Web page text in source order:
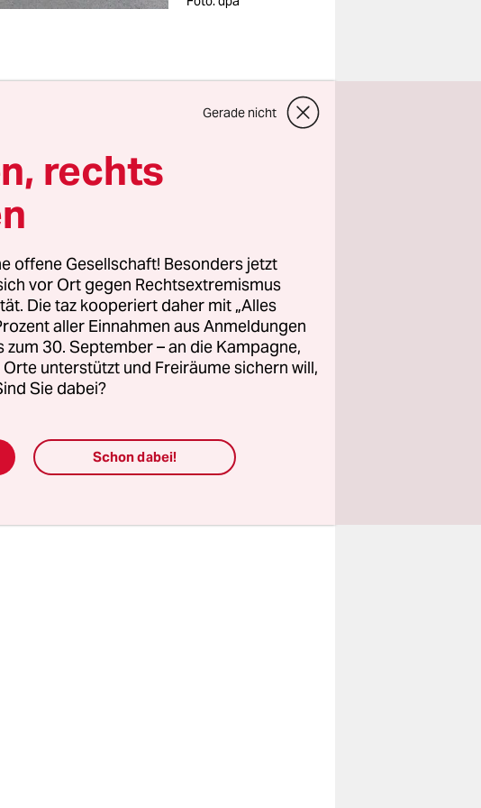
Türkei zum
zwischen
dass die
am Taksim-Platz
Vorort
Kämpfen um den
Platz für
Gerade nicht
rechts
offene Gesellschaft! Besonders jetzt
vor Ort gegen Rechtsextremismus
Die taz kooperiert daher mit „Alles
aller Einnahmen aus Anmeldungen
zum 30. September – an die Kampagne,
unterstützt und Freiräume sichern will,
Sie dabei?
Schon dabei!